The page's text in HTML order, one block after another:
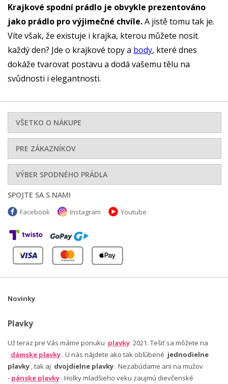
Krajkové spodní prádlo je obvykle prezentováno
jako prádlo pro výjimečné chvíle.A jistě tomu tak je.
Víte však, že existuje i krajka, kterou můžete nosit
každý den? Jde o krajkové topy a body, které dnes
dokáže tvarovat postavu a dodá vašemu tělu na
svůdnosti i elegantnosti.
VŠETKO O NÁKUPE
PRE ZÁKAZNÍKOV
VÝBER SPODNÉHO PRÁDLA
SPOJTE SA S NAMI
Facebook Instagram Youtube
Novinky
Plavky
Už teraz pre Vás máme ponuku plavky 2021. Tešiť sa môžete na
dámske plavky . U nás nájdete ako tak obľúbené jednodielne
plavky , tak aj dvojdielne plavky . Nezabúdame ani na mužov
- pánske plavky . Holky mladšieho veku zaujmú dievčenské